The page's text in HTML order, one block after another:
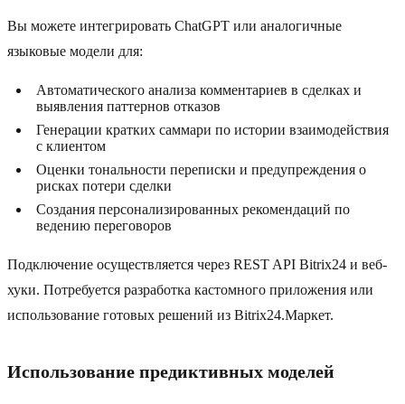
Вы можете интегрировать ChatGPT или аналогичные
языковые модели для:
Автоматического анализа комментариев в сделках и
выявления паттернов отказов
Генерации кратких саммари по истории взаимодействия
с клиентом
Оценки тональности переписки и предупреждения о
рисках потери сделки
Создания персонализированных рекомендаций по
ведению переговоров
Подключение осуществляется через REST API Bitrix24 и веб-
хуки. Потребуется разработка кастомного приложения или
использование готовых решений из Bitrix24.Маркет.
Использование предиктивных моделей